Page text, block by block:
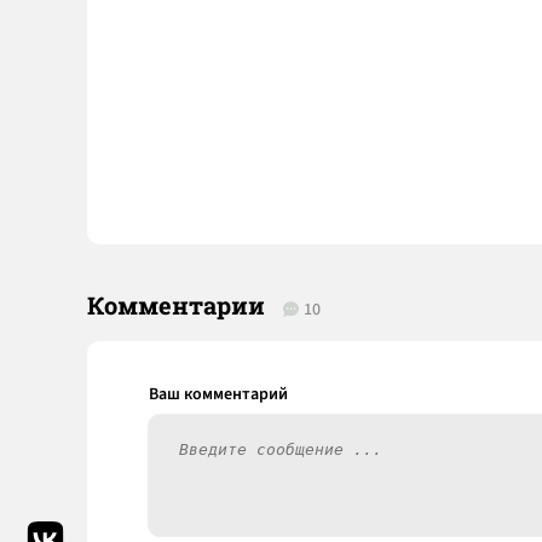
Комментарии 10